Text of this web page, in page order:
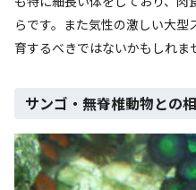
らです。また気性の激しい大
育するべきではないかもしれま
サンゴ・無脊椎動物との